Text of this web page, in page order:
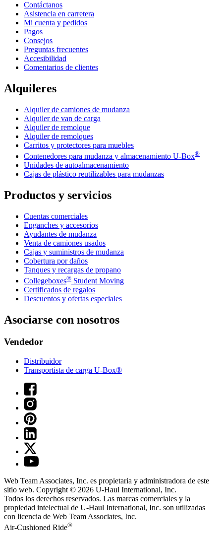
Contáctanos
Asistencia en carretera
Mi cuenta y pedidos
Pagos
Consejos
Preguntas frecuentes
Accesibilidad
Comentarios de clientes
Alquileres
Alquiler de camiones de mudanza
Alquiler de van de carga
Alquiler de remolque
Alquiler de remolques
Carritos y protectores para muebles
Contenedores para mudanza y almacenamiento U-Box®
Unidades de autoalmacenamiento
Cajas de plástico reutilizables para mudanzas
Productos y servicios
Cuentas comerciales
Enganches y accesorios
Ayudantes de mudanza
Venta de camiones usados
Cajas y suministros de mudanza
Cobertura por daños
Tanques y recargas de propano
Collegeboxes® Student Moving
Certificados de regalos
Descuentos y ofertas especiales
Asociarse con nosotros
Vendedor
Distribuidor
Transportista de carga U-Box®
Web Team Associates, Inc. es propietaria y administradora de este
sitio web. Copyright © 2026 U-Haul International, Inc.
Todos los derechos reservados. Las marcas comerciales y la
propiedad intelectual de U-Haul International, Inc. son utilizadas
con licencia de Web Team Associates, Inc.
Air-Cushioned Ride®